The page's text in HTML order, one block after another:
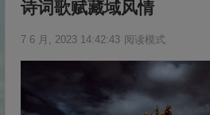
诗词歌赋藏域风情
7 6 月, 2023 14:42:43 阅读模式